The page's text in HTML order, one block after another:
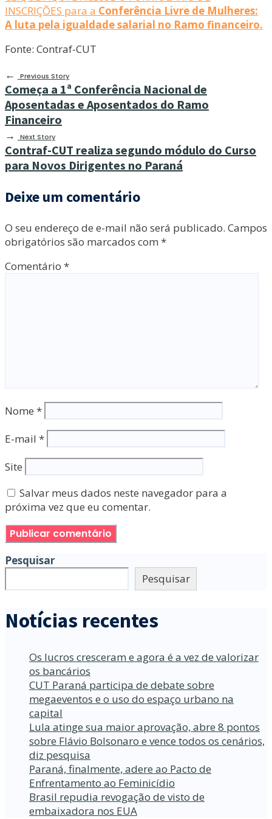
INSCRIÇÕES para a Conferência Livre de Mulheres:
A luta pela igualdade salarial no Ramo financeiro.
Fonte: Contraf-CUT
←
Previous Story
Começa a 1ª Conferência Nacional de
Aposentadas e Aposentados do Ramo
Financeiro
→ Next Story
Contraf-CUT realiza segundo módulo do Curso
para Novos Dirigentes no Paraná
Deixe um comentário
O seu endereço de e-mail não será publicado. Campos
obrigatórios são marcados com *
Comentário *
Nome *
E-mail *
Site
Salvar meus dados neste navegador para a
próxima vez que eu comentar.
Pesquisar
Pesquisar
Notícias recentes
Os lucros cresceram e agora é a vez de valorizar
os bancários
CUT Paraná participa de debate sobre
megaeventos e o uso do espaço urbano na
capital
Lula atinge sua maior aprovação, abre 8 pontos
sobre Flávio Bolsonaro e vence todos os cenários,
diz pesquisa
Paraná, finalmente, adere ao Pacto de
Enfrentamento ao Feminicídio
Brasil repudia revogação de visto de
embaixadora nos EUA